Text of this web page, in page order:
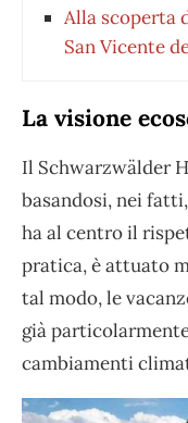
Alla scoperta
San Vicente
La visione
Il Schwarzwälder
basandosi, nei
ha al centro il
pratica, è attuato
tal modo, le
già
cambiamenti